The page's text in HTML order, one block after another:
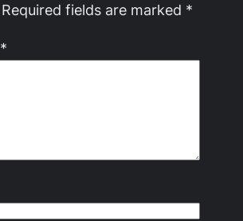
Required fields are marked *
*